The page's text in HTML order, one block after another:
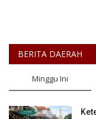
BERITA DAERAH
Minggu Ini